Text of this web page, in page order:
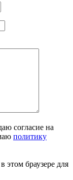
согласие на
политику
этом браузере для